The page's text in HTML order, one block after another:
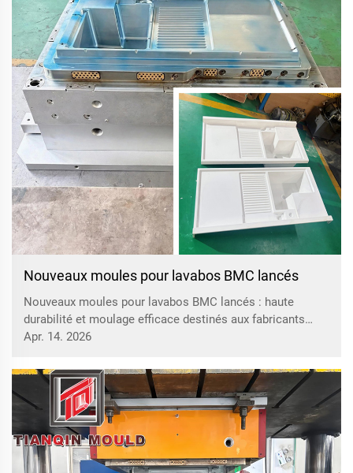
Nouveaux moules pour lavabos BMC lancés
Nouveaux moules pour lavabos BMC lancés : haute
durabilité et moulage efficace destinés aux fabricants
mondiaux de sanitaires. Taizhou Huangyan Tianqin Mould
BMC destinés aux fabricants mondiaux de sanitaires,
offrant...
Apr. 14. 2026